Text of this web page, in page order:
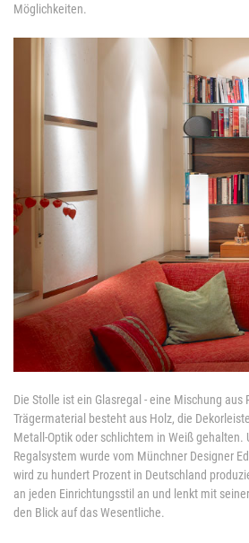
Möglichkeiten.
Die Stolle ist ein Glasregal - eine Mischung aus
Trägermaterial besteht aus Holz, die
Metall-Optik oder schlichtem in Weiß gehalten.
Regalsystem wurde vom Münchner Designer
wird zu hundert Prozent in Deutschland
an jeden Einrichtungsstil an und lenkt mit
den Blick auf das Wesentliche.